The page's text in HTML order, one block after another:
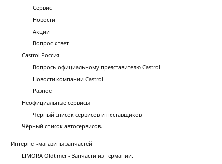
Сервис
Новости
Акции
Вопрос-ответ
Castrol Россия
Вопросы официальному представителю Castrol
Новости компании Castrol
Разное
Неофициальные сервисы
Черный список сервисов и поставщиков
Чёрный список автосервисов.
Интернет-магазины запчастей
LIMORA Oldtimer - Запчасти из Германии.